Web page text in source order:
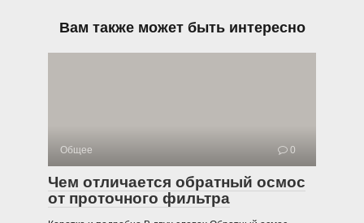
Вам также может быть интересно
Общее 0
Чем отличается обратный осмос
от проточного фильтра